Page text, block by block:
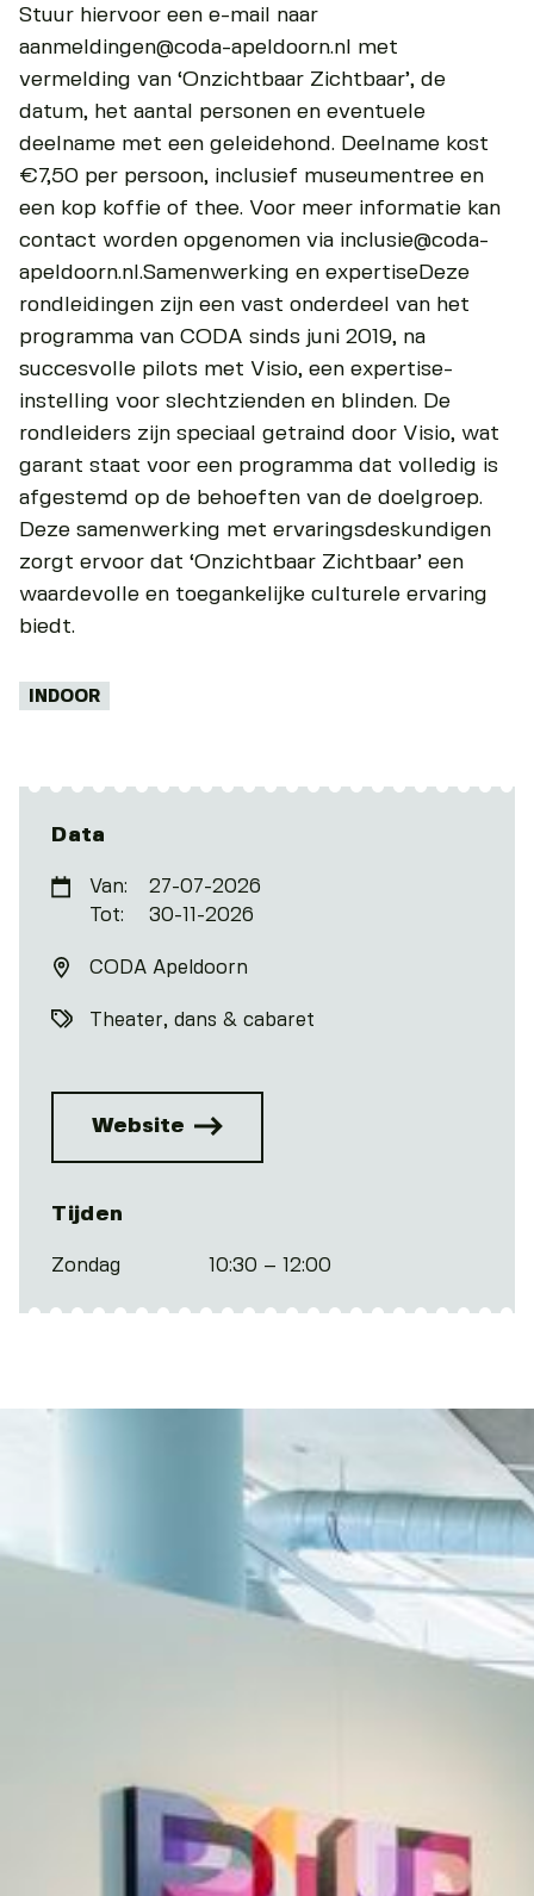
Stuur hiervoor een e-mail naar
aanmeldingen@coda-apeldoorn.nl met
vermelding van ‘Onzichtbaar Zichtbaar’, de
datum, het aantal personen en eventuele
deelname met een geleidehond. Deelname kost
€7,50 per persoon, inclusief museumentree en
een kop koffie of thee. Voor meer informatie kan
contact worden opgenomen via inclusie@coda-
apeldoorn.nl.Samenwerking en expertiseDeze
rondleidingen zijn een vast onderdeel van het
programma van CODA sinds juni 2019, na
succesvolle pilots met Visio, een expertise-
instelling voor slechtzienden en blinden. De
rondleiders zijn speciaal getraind door Visio, wat
garant staat voor een programma dat volledig is
afgestemd op de behoeften van de doelgroep.
Deze samenwerking met ervaringsdeskundigen
zorgt ervoor dat ‘Onzichtbaar Zichtbaar’ een
waardevolle en toegankelijke culturele ervaring
biedt.
Tags:
INDOOR
Data
Van:
27-07-2026
Tot:
30-11-2026
CODA Apeldoorn
Theater, dans & cabaret
Website
Tijden
Zondag 10:30 – 12:00